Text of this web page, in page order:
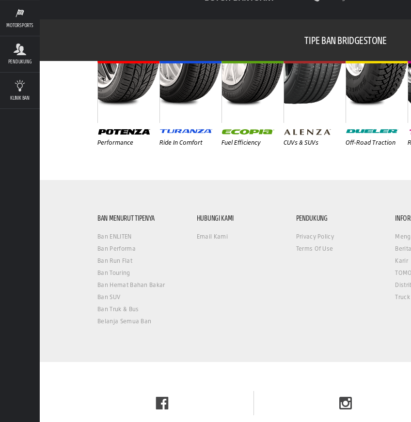
MOTORSPORTS
PENDUKUNG
KLINIK BAN
TIPE BAN BRIDGESTONE
Performance Ride In Comfort Fuel Efficiency CUVs & SUVs Off-Road Traction
BAN MENURUT TIPENYA
Ban ENLITEN
Ban Performa
Ban Run Flat
Ban Touring
Ban Hemat Bahan Bakar
Ban SUV
Ban Truk & Bus
Belanja Semua Ban
HUBUNGI KAMI
Email Kami
PENDUKUNG
Privacy Policy
Terms Of Use
Karir